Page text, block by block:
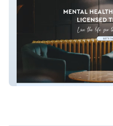
Out Of The Webb Counseling